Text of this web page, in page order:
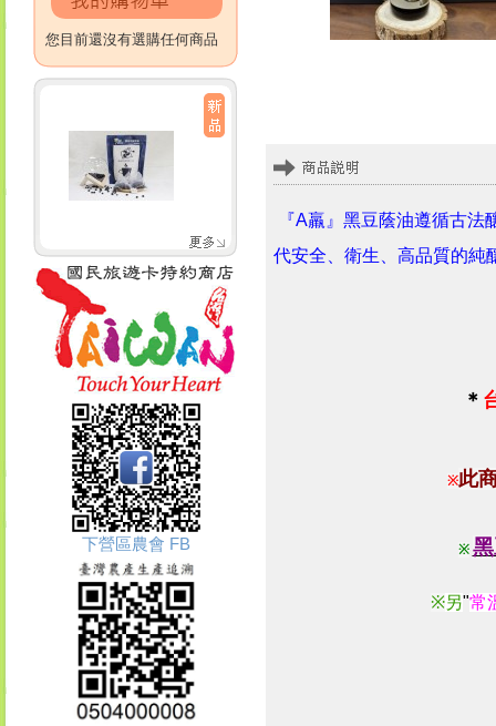
您目前還沒有選購任何商品
下營區農會 FB
『A羸』黑豆蔭油遵循古
代安全、衛生、高品質的純
＊
※此
※
※另"常